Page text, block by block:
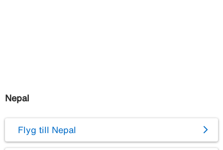
Nepal
Flyg till Nepal